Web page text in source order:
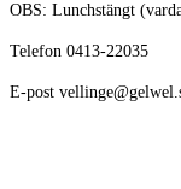
OBS: Lunchstängt
Telefon 0413-22035
E-post